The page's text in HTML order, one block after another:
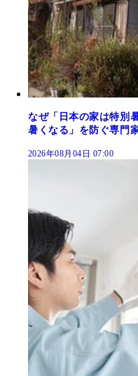
なぜ「日本の家は特別
暑くなる」を防ぐ専門
2026年08月04日 07:00